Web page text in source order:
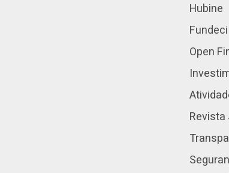
Hubine
Open